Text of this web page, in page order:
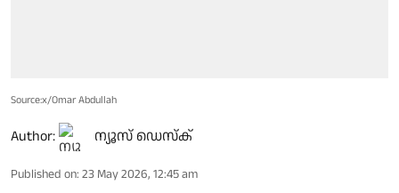
Source:x/Omar Abdullah
Author: ന്യൂസ് ഡെസ്ക്
Published on: 23 May 2026, 12:45 am